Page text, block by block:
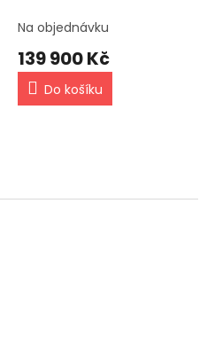
Na objednávku
139 900 Kč
Do košíku